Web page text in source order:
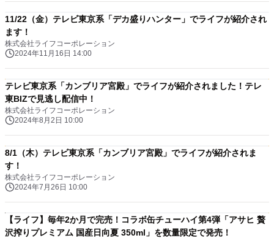
11/22（金）テレビ東京系「デカ盛りハンター」でライフが紹介され
ます！
株式会社ライフコーポレーション
2024年11月16日 14:00
テレビ東京系「カンブリア宮殿」でライフが紹介されました！テレ
東BIZで見逃し配信中！
株式会社ライフコーポレーション
2024年8月2日 10:00
8/1（木）テレビ東京系「カンブリア宮殿」でライフが紹介されま
す！
株式会社ライフコーポレーション
2024年7月26日 10:00
【ライフ】毎年2か月で完売！コラボ缶チューハイ第4弾「アサヒ 贅
沢搾りプレミアム 国産日向夏 350ml」を数量限定で発売！